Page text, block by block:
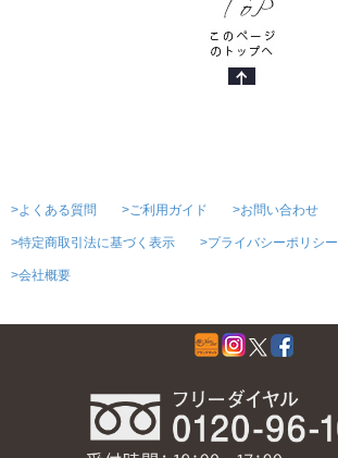
>よくある質問 >ご利用ガイド >お問い合わせ
>特定商取引法に基づく表示 >プライバシーポリシー
>会社概要